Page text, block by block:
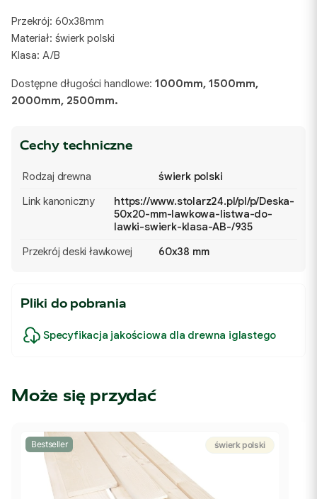
Przekrój: 60x38mm
Materiał: świerk polski
Klasa: A/B
Dostępne długości handlowe: 1000mm, 1500mm,
2000mm, 2500mm.
Cechy techniczne
Rodzaj drewna
świerk polski
Link kanoniczny
https://www.stolarz24.pl/pl/p/Deska-
50x20-mm-lawkowa-listwa-do-
lawki-swierk-klasa-AB-/935
Przekrój deski ławkowej
60x38 mm
Pliki do pobrania
Specyfikacja jakościowa dla drewna iglastego
Może się przydać
Bestseller świerk polski